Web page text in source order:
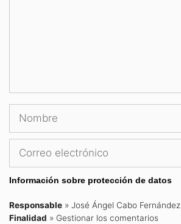
Nombre
Correo
Información sobre protección de datos
Responsable » José Ángel Cabo Fernández
Finalidad » Gestionar los comentarios